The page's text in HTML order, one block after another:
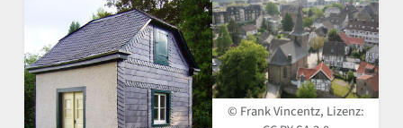
© Frank Vincentz, Lizenz: